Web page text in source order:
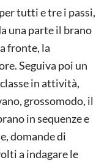
tutti e tre i passi,
una parte il brano
fronte, la
Seguiva poi un
in attività,
grossomodo, il
in sequenze e
domande di
a indagare le